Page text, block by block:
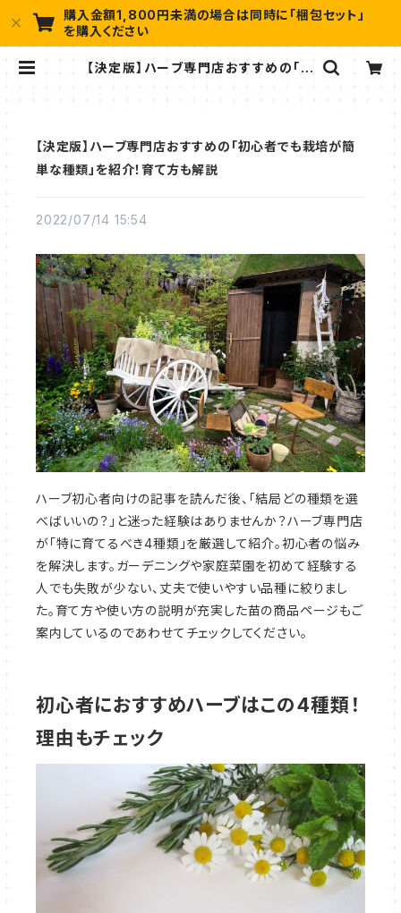
購入金額1,800円未満の場合は同時に「梱包セット」
を購入ください
【決定版】ハーブ専門店おすすめの「初
【決定版】ハーブ専門店おすすめの「初心者でも栽培が簡
単な種類」を紹介！育て方も解説
2022/07/14 15:54
ハーブ初心者向けの記事を読んだ後、「結局どの種類を選
べばいいの？」と迷った経験はありませんか？ハーブ専門店
が「特に育てるべき4種類」を厳選して紹介。初心者の悩み
を解決します。ガーデニングや家庭菜園を初めて経験する
人でも失敗が少ない、丈夫で使いやすい品種に絞りまし
た。育て方や使い方の説明が充実した苗の商品ページもご
案内しているのであわせてチェックしてください。
初心者におすすめハーブはこの4種類！
理由もチェック